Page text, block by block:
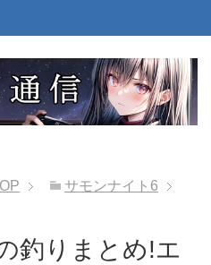
サモンナイト6
釣りまとめ!エ